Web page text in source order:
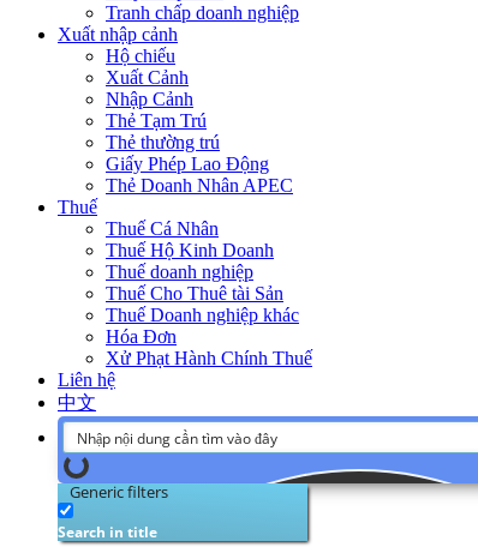
Tranh chấp doanh nghiệp
Xuất nhập cảnh
Hộ chiếu
Xuất Cảnh
Nhập Cảnh
Thẻ Tạm Trú
Thẻ thường trú
Giấy Phép Lao Động
Thẻ Doanh Nhân APEC
Thuế
Thuế Cá Nhân
Thuế Hộ Kinh Doanh
Thuế doanh nghiệp
Thuế Cho Thuê tài Sản
Thuế Doanh nghiệp khác
Hóa Đơn
Xử Phạt Hành Chính Thuế
Liên hệ
中文
Generic filters
Search in title